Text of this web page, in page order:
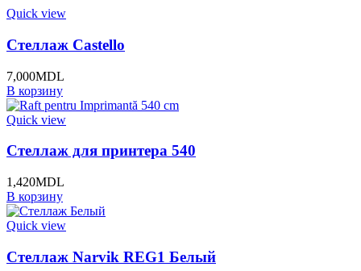
Quick view
Стеллаж Castello
7,000MDL
В корзину
Quick view
Стеллаж для принтера 540
1,420MDL
В корзину
Quick view
Стеллаж Narvik REG1 Белый